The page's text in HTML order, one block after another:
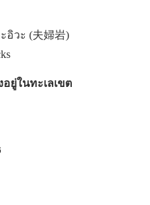
อิวะ (夫婦岩)
ยู่ในทะเลเขต
ภาพประทับใจ